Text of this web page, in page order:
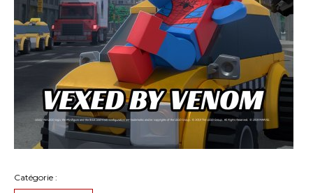
Catégorie